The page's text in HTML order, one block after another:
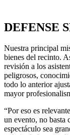
DEFENSE
Nuestra principal
bienes del recinto.
revisión a los
peligrosos,
todo lo anterior
mayor
“Por eso es
un evento, no basta
espectáculo sea